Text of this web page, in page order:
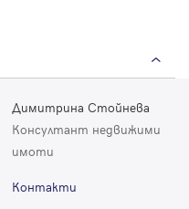
Димитрина Стойнева
Консултант недвижими
имоти
Контакти